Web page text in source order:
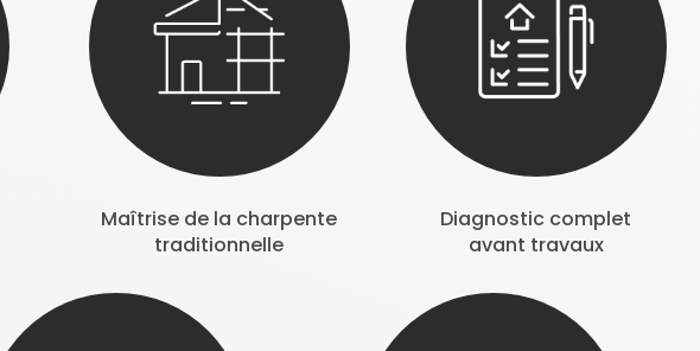
Maîtrise de la charpente
traditionnelle
Diagnostic complet
avant travaux